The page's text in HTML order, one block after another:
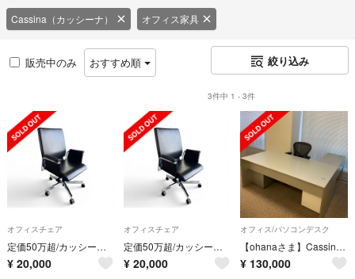
Cassina（カッシーナ） オフィス家具
販売中のみ おすすめ順 絞り込み
3件中 1 - 3件
オフィスチェア
定価50万超/カッシーナ取扱❷インタースツール Axos本革エグゼクティブチェア
¥ 20,000
オフィスチェア
定価50万超/カッシーナ取扱❶インタースツール Axos本革エグゼクティブチェア
¥ 20,000
オフィス/パソコンデスク
【ohanaさま】Cassina ①オフィスデスク3点+②オフィスデスク袖机1点
¥ 130,000